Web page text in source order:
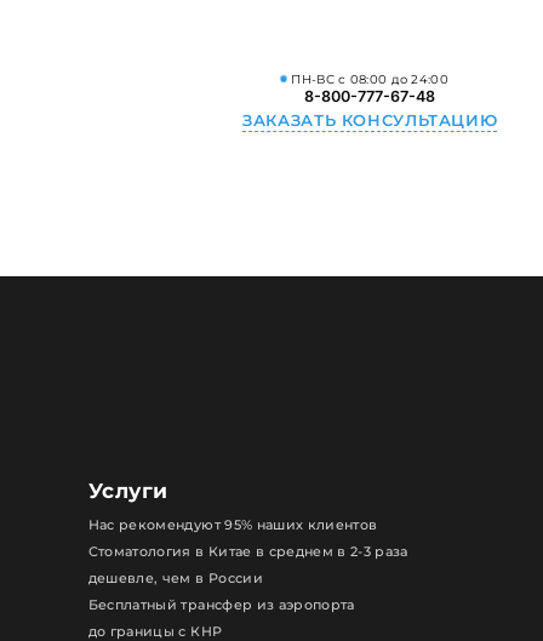
ПН-ВС с 08:00 до 24:00
8-800-777-67-48
ЗАКАЗАТЬ КОНСУЛЬТАЦИЮ
Услуги
Нас рекомендуют 95% наших клиентов
Стоматология в Китае в среднем в 2-3 раза
дешевле, чем в России
Бесплатный трансфер из аэропорта
до границы с КНР